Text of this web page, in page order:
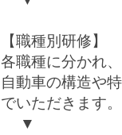
【職種別研修】
各職種に分かれ
自動車の構造や
でいただきます。
▼